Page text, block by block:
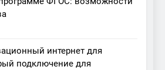
интернет для
подключение для